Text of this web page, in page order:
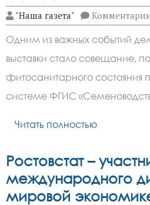
"Наша газета"
Одним из важных событий
выставки стало совещание,
фитосанитарного состояния
системе ФГИС
Читать полностью
Ростовстат –
международного
мировой